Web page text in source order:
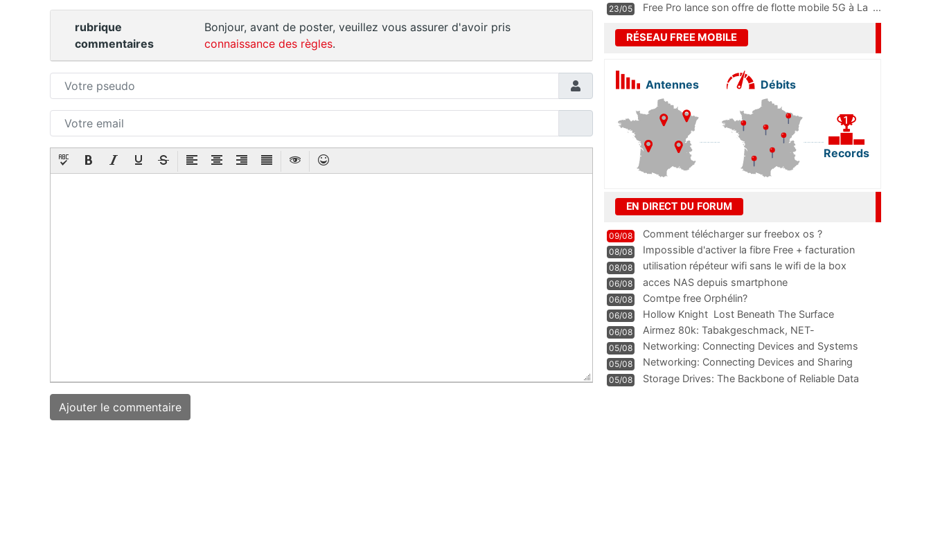
rubrique
commentaires
Bonjour, avant de poster, veuillez vous assurer d'avoir pris
connaissance des règles.
23/05 Free Pro lance son offre de flotte mobile 5G à La ...
RÉSEAU FREE MOBILE
Antennes Débits
Records
EN DIRECT DU FORUM
09/08 Comment télécharger sur freebox os ?
08/08
Impossible d'activer la fibre Free + facturation
résiliation
08/08 utilisation répéteur wifi sans le wifi de la box
06/08 acces NAS depuis smartphone
06/08 Comtpe free Orphélin?
06/08 Hollow Knight  Lost Beneath The Surface
06/08
Airmez 80k: Tabakgeschmack, NET-
Technologie und Leistung im
05/08 Networking: Connecting Devices and Systems
05/08
Networking: Connecting Devices and Sharing
Information
05/08
Storage Drives: The Backbone of Reliable Data